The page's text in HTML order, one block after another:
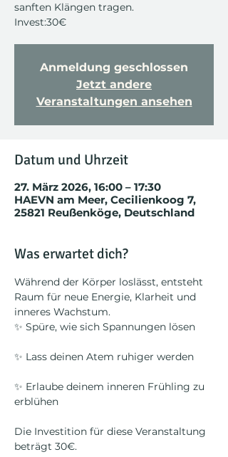
sanften Klängen tragen.
Invest:30€
Anmeldung geschlossen
Jetzt andere
Veranstaltungen ansehen
Datum und Uhrzeit
27. März 2026, 16:00 – 17:30
HAEVN am Meer, Cecilienkoog 7,
25821 Reußenköge, Deutschland
Was erwartet dich?
Während der Körper loslässt, entsteht
Raum für neue Energie, Klarheit und
inneres Wachstum.
✨ Spüre, wie sich Spannungen lösen
✨ Lass deinen Atem ruhiger werden
✨ Erlaube deinem inneren Frühling zu
erblühen
Die Investition für diese Veranstaltung
beträgt 30€.